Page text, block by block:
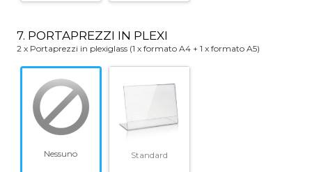
7. PORTAPREZZI IN PLEXI
2 x Portaprezzi in plexiglass (1 x formato A4 + 1 x formato A5)
Nessuno Standard